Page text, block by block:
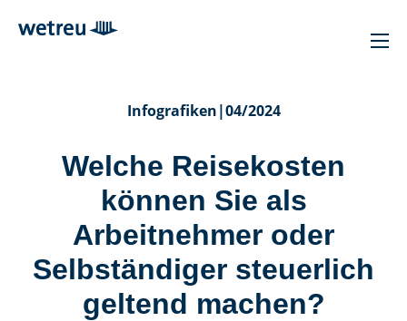
Infografiken|04/2024
Welche Reisekosten
können Sie als
Arbeitnehmer oder
Selbständiger steuerlich
geltend machen?